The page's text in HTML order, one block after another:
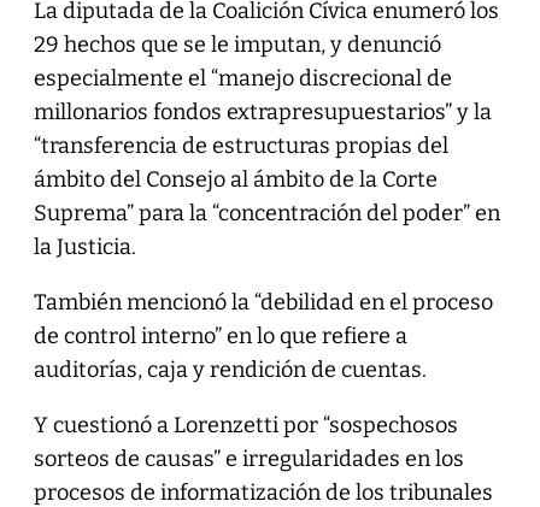
La diputada de la Coalición Cívica enumeró los
29 hechos que se le imputan, y denunció
especialmente el “manejo discrecional de
millonarios fondos extrapresupuestarios” y la
“transferencia de estructuras propias del
ámbito del Consejo al ámbito de la Corte
Suprema” para la “concentración del poder” en
la Justicia.
También mencionó la “debilidad en el proceso
de control interno” en lo que refiere a
auditorías, caja y rendición de cuentas.
Y cuestionó a Lorenzetti por “sospechosos
sorteos de causas” e irregularidades en los
procesos de informatización de los tribunales